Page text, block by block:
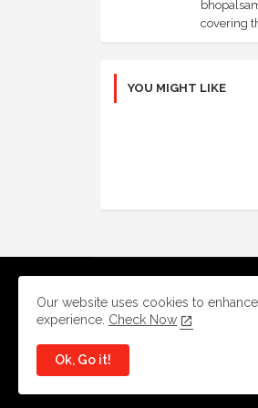
covering
YOU MIGHT LIKE
Our website uses cookies to
experience. Check Now
Ok, Go it!